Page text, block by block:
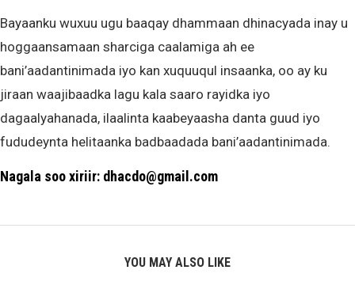
Bayaanku wuxuu ugu baaqay dhammaan dhinacyada inay u
hoggaansamaan sharciga caalamiga ah ee
bani’aadantinimada iyo kan xuquuqul insaanka, oo ay ku
jiraan waajibaadka lagu kala saaro rayidka iyo
dagaalyahanada, ilaalinta kaabeyaasha danta guud iyo
fududeynta helitaanka badbaadada bani’aadantinimada.
Nagala soo xiriir: dhacdo@gmail.com
YOU MAY ALSO LIKE